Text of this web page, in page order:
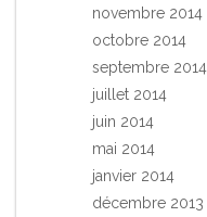
novembre 2014
octobre 2014
septembre 2014
juillet 2014
juin 2014
mai 2014
janvier 2014
décembre 2013